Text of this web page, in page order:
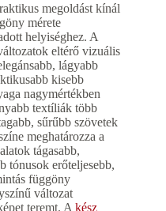
megoldást kínál
mérete
helyiséghez. A
eltérő vizuális
lágyabb
kisebb
nagymértékben
textíliák több
sűrűbb szövetek
meghatározza a
tágasabb,
tónusok erőteljesebb,
függöny
változat
teremt. A kész